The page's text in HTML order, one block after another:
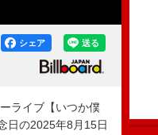
送る
シェア
ライブ【いつか僕
日の2025年8月15日